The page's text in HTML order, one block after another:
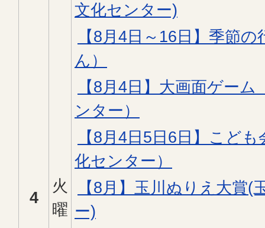
4
火
曜
文化センター)
【8月4日～16日】季節
ん）
【8月4日】大画面ゲー
ンター）
【8月4日5日6日】こど
化センター）
【8月】玉川ぬりえ大賞
ー)